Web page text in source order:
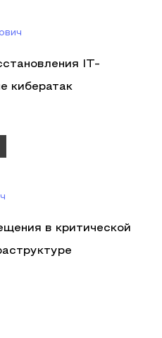
IT-
кибератак
в критической